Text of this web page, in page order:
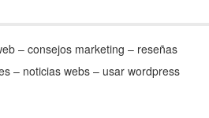
– consejos marketing – reseñas
– noticias webs – usar wordpress